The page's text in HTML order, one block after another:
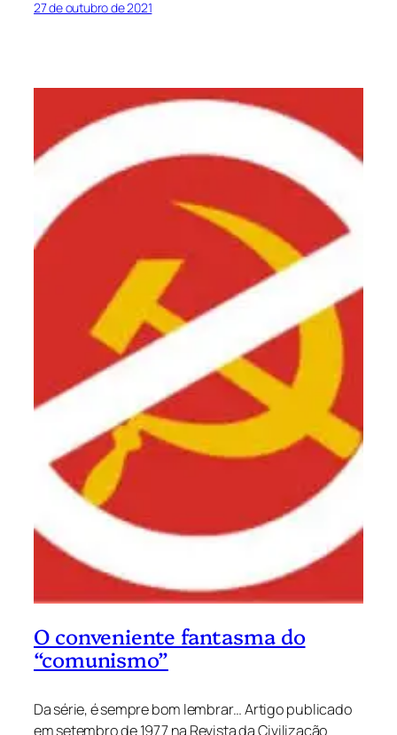
27 de outubro de 2021
O conveniente fantasma do
“comunismo”
Da série, é sempre bom lembrar… Artigo publicado
em setembro de 1977 na Revista da Civilização